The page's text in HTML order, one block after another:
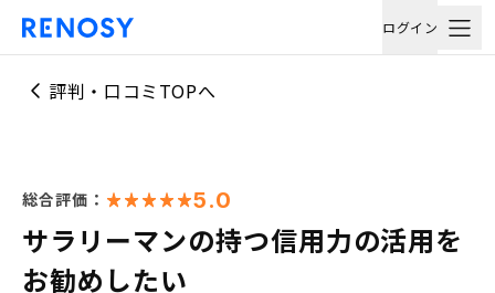
ログイン
評判・口コミTOPへ
総合評価： 5.0
サラリーマンの持つ信用力の活用を
お勧めしたい